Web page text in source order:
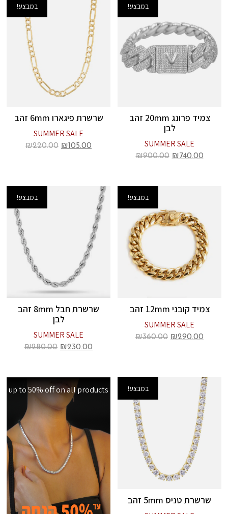
במבצע!
צמיד פרונג 20mm זהב
לבן
SUMMER SALE
₪740.00
₪900.00
במבצע!
שרשרת פיגארו 6mm זהב
SUMMER SALE
₪ 105.00
₪220.00
במבצע!
צמיד קובני 12mm זהב
SUMMER SALE
₪290.00
₪360.00
במבצע!
שרשרת חבל 8mm זהב
לבן
SUMMER SALE
₪230.00
₪280.00
במבצע!
שרשרת טניס 5mm זהב
up to 50% off on all products